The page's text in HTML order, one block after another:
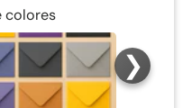
colores
❯